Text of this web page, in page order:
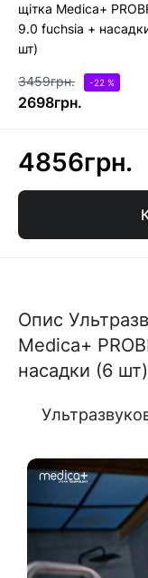
щітка Medica+
9.0 fuchsia +
шт)
3459грн. -22 %
2698грн.
4856грн.
Опис
Medica+
насадки (6 шт)